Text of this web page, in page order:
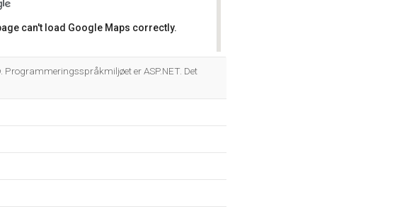
can't load Google Maps correctly.
. Programmeringsspråkmiljøet er ASP.NET. Det